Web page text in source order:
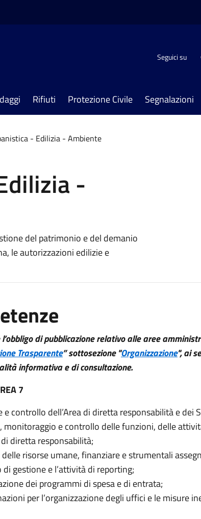
Seguici su
Rifiuti Protezione Civile Segnalazioni
- Edilizia - Ambiente
-
del patrimonio e del demanio
le autorizzazioni edilizie e
l’obbligo di pubblicazione relativo alle aree
Trasparente” sottosezione "Organizzazione", ai
informativa e di consultazione.
7
e controllo dell’Area di diretta responsabilità e dei
monitoraggio e controllo delle funzioni, delle
di diretta responsabilità;
risorse umane, finanziare e strumentali
gestione e l’attività di reporting;
dei programmi di spesa e di entrata;
per l’organizzazione degli uffici e le misure